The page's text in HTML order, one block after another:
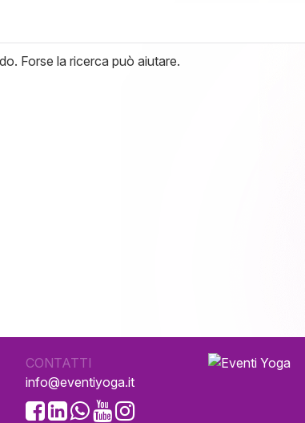
Forse la ricerca può aiutare.
CONTATTI
info@eventiyoga.it